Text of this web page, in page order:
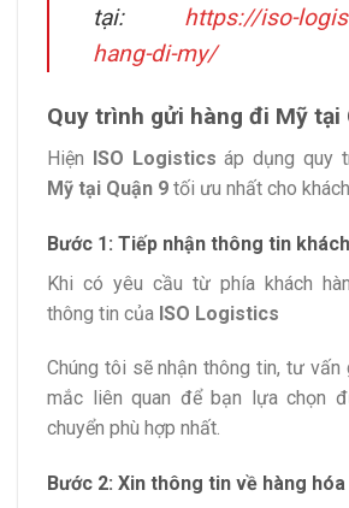
tại: https://iso-
hang-di-my/
Quy trình gửi hàng đi Mỹ tại
Hiện ISO Logistics áp dụng quy
Mỹ tại Quận 9 tối ưu nhất cho
Bước 1: Tiếp nhận thông tin
Khi có yêu cầu từ phía khách
thông tin của ISO Logistics
Chúng tôi sẽ nhận thông tin, tư
mắc liên quan để bạn lựa chọn
chuyển phù hợp nhất.
Bước 2: Xin thông tin về hàng hóa